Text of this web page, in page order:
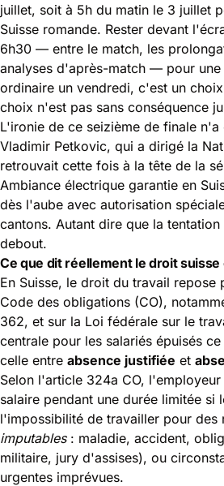
juillet, soit à 5h du matin le 3 juillet
Suisse romande. Rester devant
6h30 — entre le match, les
analyses d'après-match — pour une
ordinaire un vendredi, c'est un
choix n'est pas sans conséquence
L'ironie de ce seizième de finale n'a
Vladimir Petkovic, qui a dirigé la
retrouvait cette fois à la tête de la
Ambiance électrique garantie en
dès l'aube avec autorisation
cantons. Autant dire que la
debout.
Ce que dit réellement le droit suisse
En Suisse, le droit du travail repose
Code des obligations (CO),
362, et sur la Loi fédérale sur le
centrale pour les salariés épuisés
celle entre absence justifiée et
Selon l'article 324a CO, l'employeur
salaire pendant une durée limitée si
l'impossibilité de travailler pour des
imputables: maladie, accident,
militaire, jury d'assises), ou
urgentes imprévues.